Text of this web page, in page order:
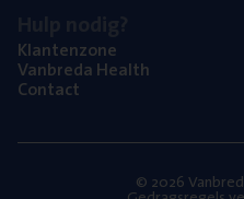
Klan­ten­zo­ne
Van­b­re­da Health
Con­tact
© 2026